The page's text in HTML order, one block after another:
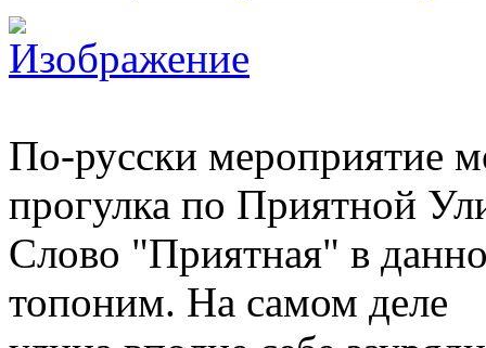
По-русски мероприятие
прогулка по Приятной
Слово "Приятная" в
топоним. На самом деле